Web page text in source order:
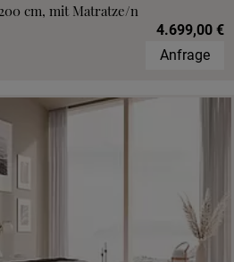
cm, mit Matratze/n
4.699,00 €
Anfrage